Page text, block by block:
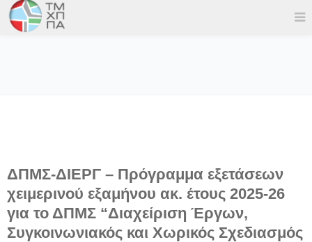
ΔΠΜΣ-ΔΙΕΡΓ – Πρόγραμμα εξετάσεων
χειμερινού εξαμήνου ακ. έτους 2025-26
για το ΔΠΜΣ “Διαχείριση Έργων,
Συγκοινωνιακός και Χωρικός Σχεδιασμός